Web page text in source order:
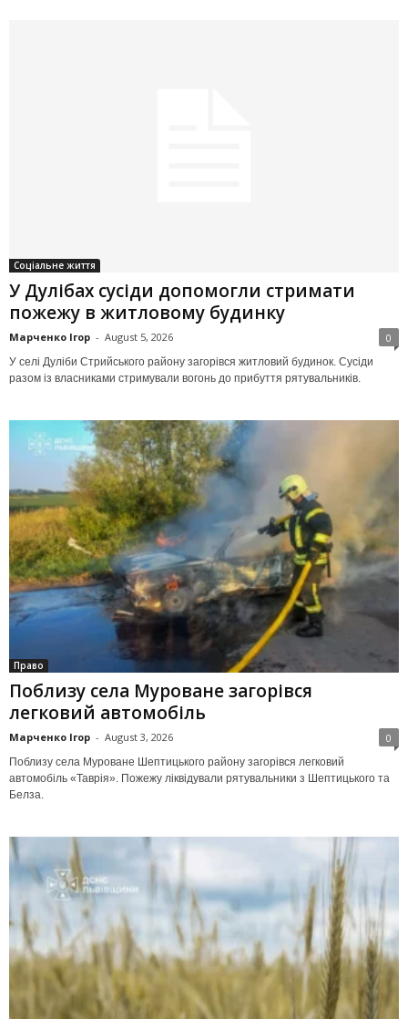
Соціальне життя
У Дулібах сусіди допомогли стримати
пожежу в житловому будинку
Марченко Ігор - August 5, 2026 0
У селі Дуліби Стрийського району загорівся житловий будинок. Сусіди
разом із власниками стримували вогонь до прибуття рятувальників.
Право
Поблизу села Муроване загорівся
легковий автомобіль
Марченко Ігор - August 3, 2026 0
Поблизу села Муроване Шептицького району загорівся легковий
автомобіль «Таврія». Пожежу ліквідували рятувальники з Шептицького та
Белза.